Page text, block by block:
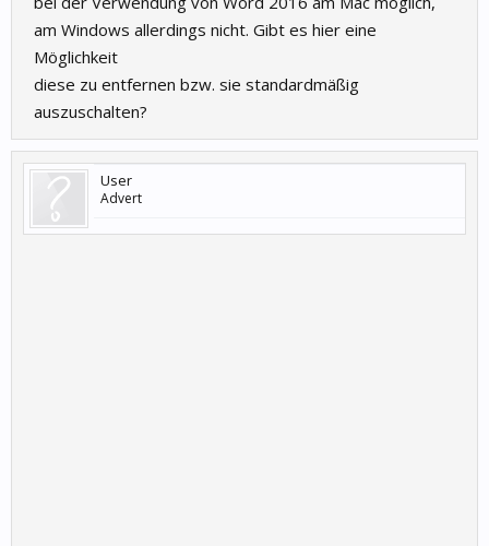
am Windows allerdings nicht. Gibt es hier eine
Möglichkeit
diese zu entfernen bzw. sie standardmäßig
auszuschalten?
User
Advert